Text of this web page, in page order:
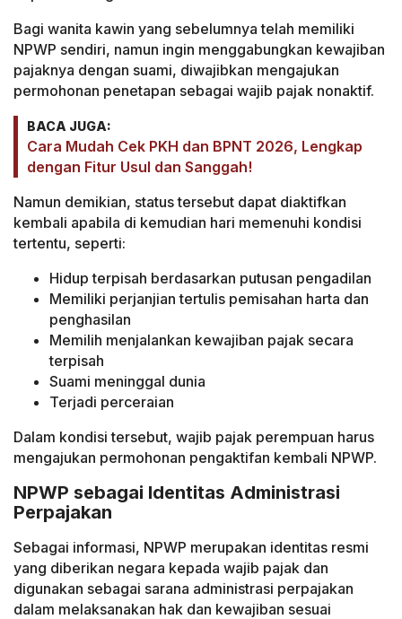
Bagi wanita kawin yang sebelumnya telah memiliki
NPWP sendiri, namun ingin menggabungkan kewajiban
pajaknya dengan suami, diwajibkan mengajukan
permohonan penetapan sebagai wajib pajak nonaktif.
BACA JUGA:
Cara Mudah Cek PKH dan BPNT 2026, Lengkap
dengan Fitur Usul dan Sanggah!
Namun demikian, status tersebut dapat diaktifkan
kembali apabila di kemudian hari memenuhi kondisi
tertentu, seperti:
Hidup terpisah berdasarkan putusan pengadilan
Memiliki perjanjian tertulis pemisahan harta dan
penghasilan
Memilih menjalankan kewajiban pajak secara
terpisah
Suami meninggal dunia
Terjadi perceraian
Dalam kondisi tersebut, wajib pajak perempuan harus
mengajukan permohonan pengaktifan kembali NPWP.
NPWP sebagai Identitas Administrasi
Perpajakan
Sebagai informasi, NPWP merupakan identitas resmi
yang diberikan negara kepada wajib pajak dan
digunakan sebagai sarana administrasi perpajakan
dalam melaksanakan hak dan kewajiban sesuai